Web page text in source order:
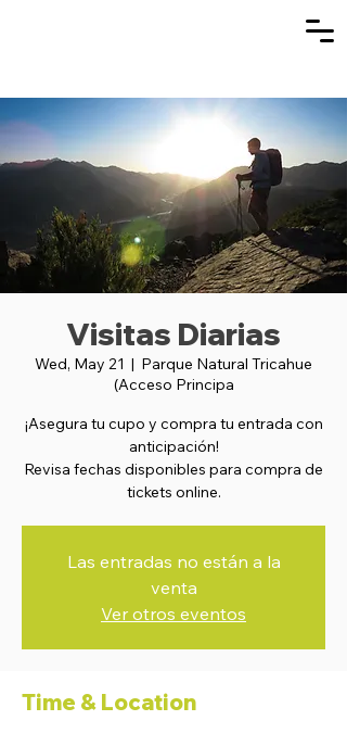
Visitas Diarias
Wed, May 21
  |
Parque Natural Tricahue
(Acceso Principa
¡Asegura tu cupo y compra tu entrada con
anticipación!
Revisa fechas disponibles para compra de
tickets online.
Las entradas no están a la
venta
Ver otros eventos
Time & Location